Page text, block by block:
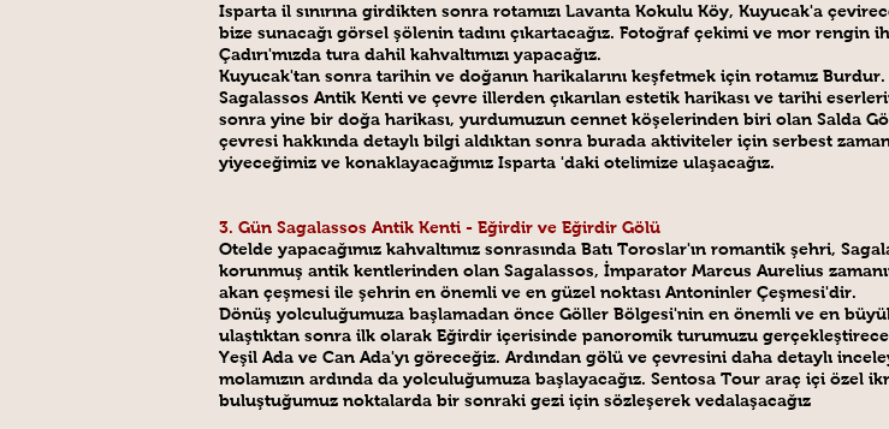
Isparta il sınırına girdikten sonra rotamızı Lavanta Kokulu Köy, Kuyucak'a
bize sunacağı görsel şölenin tadını çıkartacağız. Fotoğraf çekimi ve mor rengin
Çadırı'mızda tura dahil kahvaltımızı yapacağız.
Kuyucak'tan sonra tarihin ve doğanın harikalarını keşfetmek için rotamız
Sagalassos Antik Kenti ve çevre illerden çıkarılan estetik harikası ve tarihi
sonra yine bir doğa harikası, yurdumuzun cennet köşelerinden biri olan Salda
çevresi hakkında detaylı bilgi aldıktan sonra burada aktiviteler için serbest
yiyeceğimiz ve konaklayacağımız Isparta 'daki otelimize ulaşacağız.
3. Gün Sagalassos Antik Kenti - Eğirdir ve Eğirdir Gölü
Otelde yapacağımız kahvaltımız sonrasında Batı Toroslar'ın romantik şehri,
korunmuş antik kentlerinden olan Sagalassos, İmparator Marcus Aurelius
akan çeşmesi ile şehrin en önemli ve en güzel noktası Antoninler Çeşmesi'dir.
Dönüş yolculuğumuza başlamadan önce Göller Bölgesi'nin en önemli ve en
ulaştıktan sonra ilk olarak Eğirdir içerisinde panoromik turumuzu
Yeşil Ada ve Can Ada'yı göreceğiz. Ardından gölü ve çevresini daha detaylı
molamızın ardında da yolculuğumuza başlayacağız. Sentosa Tour araç içi özel
buluştuğumuz noktalarda bir sonraki gezi için sözleşerek vedalaşacağız